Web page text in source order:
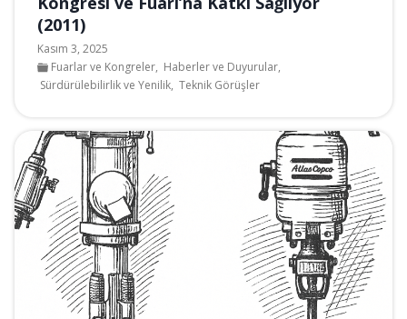
(2011)
Kasım 3, 2025
Fuarlar ve Kongreler, Haberler ve Duyurular,
Sürdürülebilirlik ve Yenilik, Teknik Görüşler